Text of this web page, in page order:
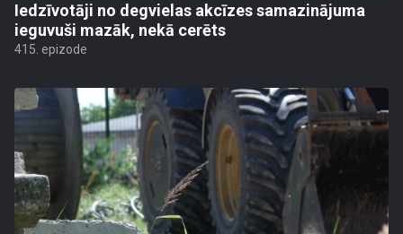
Iedzīvotāji no degvielas akcīzes samazinājuma
ieguvuši mazāk, nekā cerēts
415. epizode